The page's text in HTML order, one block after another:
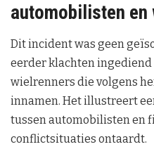
automobilisten en
Dit incident was geen
eerder klachten ingediend
wielrenners die volgens
innamen. Het illustreert
tussen automobilisten en
conflictsituaties ontaardt.